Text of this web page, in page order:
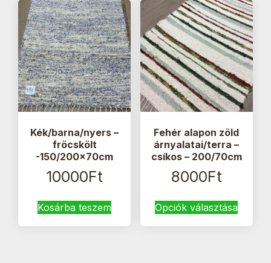
van.
A
a
ki
Kék/barna/nyers –
fröcskölt
-150/200x70cm
10000Ft
Kosárba teszem
Fehér alapon zöld
árnyalatai/terra –
csíkos – 200/70cm
8000Ft
Opciók választásaa